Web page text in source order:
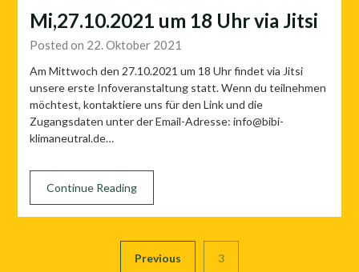
Mi,27.10.2021 um 18 Uhr via Jitsi
Posted on 22. Oktober 2021
Am Mittwoch den 27.10.2021 um 18 Uhr findet via Jitsi
unsere erste Infoveranstaltung statt. Wenn du teilnehmen
möchtest, kontaktiere uns für den Link und die
Zugangsdaten unter der Email-Adresse: info@bibi-
klimaneutral.de…
Continue Reading
Previous 3